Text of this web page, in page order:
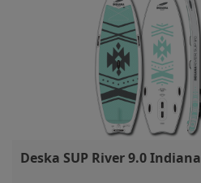
Deska SUP River 9.0 Indiana